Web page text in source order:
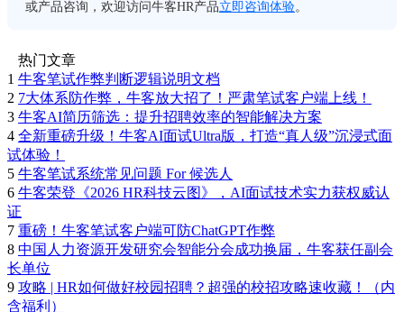
或产品咨询，欢迎访问牛客HR产品立即咨询体验。
热门文章
1 牛客笔试作弊判断逻辑说明文档
2 7大体系防作弊，牛客放大招了！严肃笔试客户端上线！
3 牛客AI简历筛选：提升招聘效率的智能解决方案
4 全新重磅升级！牛客AI面试Ultra版，打造“真人级”沉浸式面
试体验！
5 牛客笔试系统常见问题 For 候选人
6 牛客荣登《2026 HR科技云图》，AI面试技术实力获权威认
证
7 重磅！牛客笔试客户端可防ChatGPT作弊
8 中国人力资源开发研究会智能分会成功换届，牛客获任副会
长单位
9 攻略 | HR如何做好校园招聘？超强的校招攻略速收藏！（内
含福利）